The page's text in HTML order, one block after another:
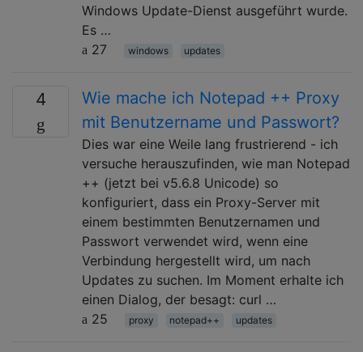
Windows Update-Dienst ausgeführt wurde.
Es …
27
windows updates
4
Wie mache ich Notepad ++ Proxy
mit Benutzername und Passwort?
Dies war eine Weile lang frustrierend - ich
versuche herauszufinden, wie man Notepad
++ (jetzt bei v5.6.8 Unicode) so
konfiguriert, dass ein Proxy-Server mit
einem bestimmten Benutzernamen und
Passwort verwendet wird, wenn eine
Verbindung hergestellt wird, um nach
Updates zu suchen. Im Moment erhalte ich
einen Dialog, der besagt: curl …
25
proxy notepad++ updates